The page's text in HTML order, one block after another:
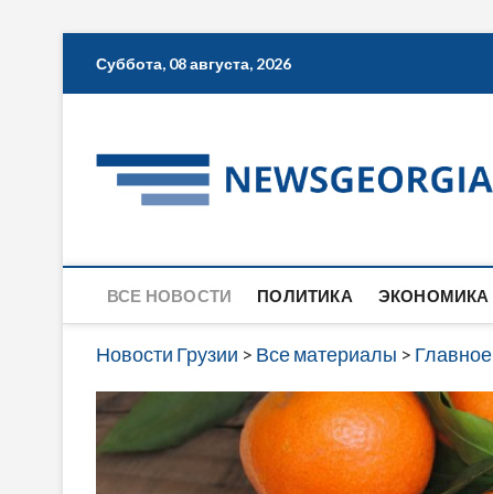
Суббота, 08 августа, 2026
ВСЕ НОВОСТИ ПОЛИТИКА ЭКОНОМИКА
Новости Грузии > Все материалы > Главное